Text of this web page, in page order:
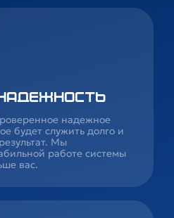
надежное
будет служить долго и
Мы
работе системы
вас.